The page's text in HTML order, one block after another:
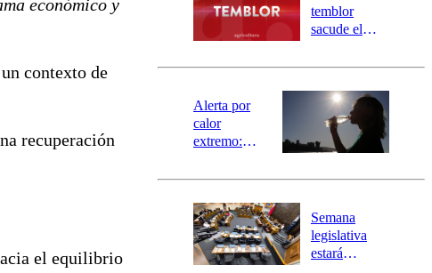
económico y
contexto de
recuperación
el equilibrio
activa
mensajería
SAE
temblor
sacude el
revisa la
epicentro
Alerta por
calor
extremo:
activa Alerta
Preventiva en
tres comunas
Semana
legislativa
estará